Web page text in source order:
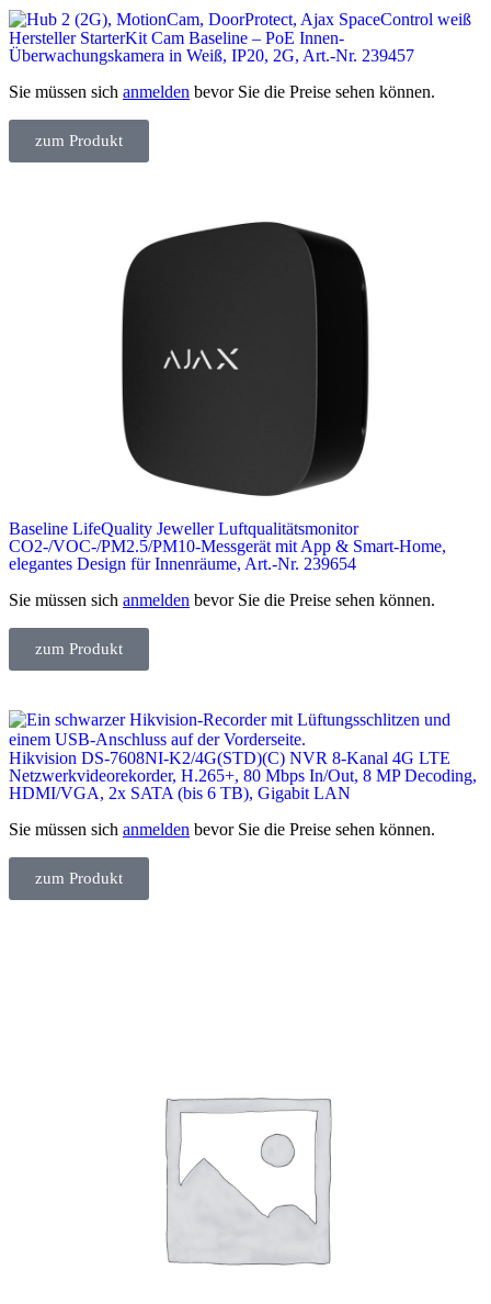
Hersteller StarterKit Cam Baseline – PoE Innen-
Überwachungskamera in Weiß, IP20, 2G, Art.-Nr. 239457
Sie müssen sich anmelden bevor Sie die Preise sehen können.
zum Produkt
Baseline LifeQuality Jeweller Luftqualitätsmonitor
CO2-/VOC-/PM2.5/PM10-Messgerät mit App & Smart-Home,
elegantes Design für Innenräume, Art.-Nr. 239654
Sie müssen sich anmelden bevor Sie die Preise sehen können.
zum Produkt
Hikvision DS-7608NI-K2/4G(STD)(C) NVR 8-Kanal 4G LTE
Netzwerkvideorekorder, H.265+, 80 Mbps In/Out, 8 MP Decoding,
HDMI/VGA, 2x SATA (bis 6 TB), Gigabit LAN
Sie müssen sich anmelden bevor Sie die Preise sehen können.
zum Produkt